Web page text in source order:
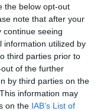
the below opt-out
note that after your
continue seeing
information utilized by
third parties prior to
of the further
by third parties on the
information may
on the IAB’s List of
corpo), ora sulle
mentali.
sessuale, malizia,
i “sette
dell'energia,
equanimità.